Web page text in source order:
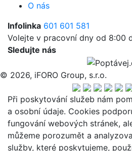
O nás
Infolinka 601 601 581
Volejte v pracovní dny od 8:00
Sledujte nás
© 2026, iFORO Group, s.r.o.
Při poskytování služeb nám
a osobní údaje. Cookies
fungování webových stránek,
můžeme porozumět a
služby, které poskytujeme,